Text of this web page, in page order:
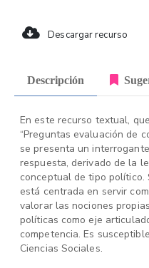
Descargar recurso
Descripción
En este recurso textual,
“Preguntas evaluación de
se presenta un
respuesta, derivado de la
conceptual de tipo
está centrada en servir
valorar las nociones
políticas como eje
competencia. Es
Ciencias Sociales.